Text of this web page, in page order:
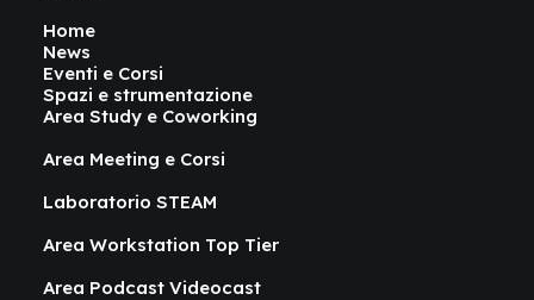
Home
News
Eventi e Corsi
Spazi e strumentazione
Area Study e Coworking
Area Meeting e Corsi
Laboratorio STEAM
Area Workstation Top Tier
Area Podcast Videocast